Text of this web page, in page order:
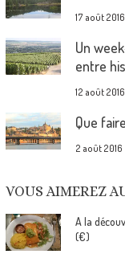
17 août 2016
Un
entre
12 août 2016
Que
2 août 2016
VOUS AIMEREZ
A la
(€)